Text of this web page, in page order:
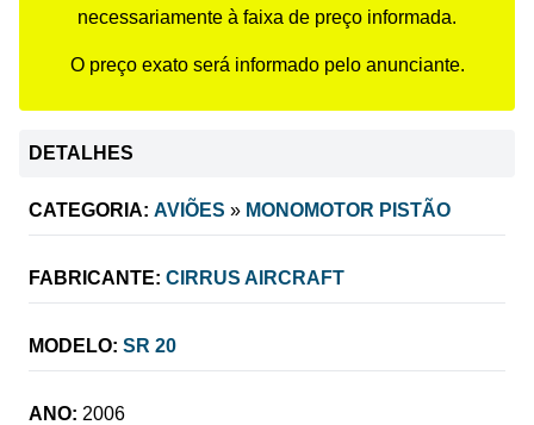
necessariamente à faixa de preço informada.
O preço exato será informado pelo anunciante.
DETALHES
CATEGORIA: AVIÕES » MONOMOTOR PISTÃO
FABRICANTE: CIRRUS AIRCRAFT
MODELO: SR 20
ANO: 2006